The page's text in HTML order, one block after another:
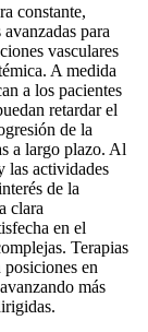
constante,
para
vasculares
A medida
a los pacientes
retardar el
de la
a largo plazo. Al
las actividades
de la
clara
en el
Terapias
en
más